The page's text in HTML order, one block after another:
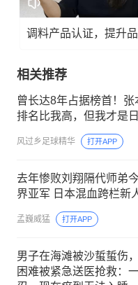
调料产品认证，提升
相关推荐
曾长达8年占据榜首！张
排名比我高，但我才是
风过乡足球精华 打开APP
去年惨败刘翔隔代师弟
界亚军 日本混血跨栏新
孟巍威猛 打开APP
男子在海滩被沙蜇蜇伤
困难被紧急送医抢救：